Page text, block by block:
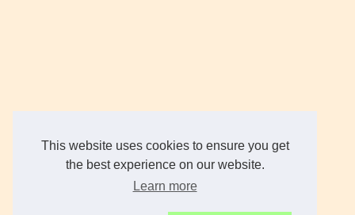
This website uses cookies to ensure you get
the best experience on our website.
Learn more